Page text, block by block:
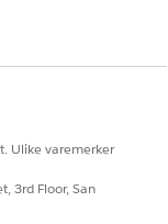
en faset og
enklere å
arbeide effektivt
Ulike varemerker
3rd Floor, San